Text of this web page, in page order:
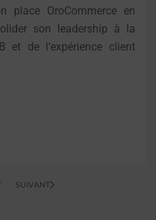
place OroCommerce en
son leadership à la
et de l’expérience client
SUIVANT